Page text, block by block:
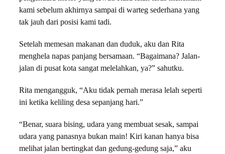
kami sebelum akhirnya sampai di warteg sederhana yang
tak jauh dari posisi kami tadi.
Setelah memesan makanan dan duduk, aku dan Rita
menghela napas panjang bersamaan. “Bagaimana? Jalan-
jalan di pusat kota sangat melelahkan, ya?” sahutku.
Rita mengangguk, “Aku tidak pernah merasa lelah seperti
ini ketika keliling desa sepanjang hari.”
“Benar, suara bising, udara yang membuat sesak, sampai
udara yang panasnya bukan main! Kiri kanan hanya bisa
melihat jalan bertingkat dan gedung-gedung saja,” aku